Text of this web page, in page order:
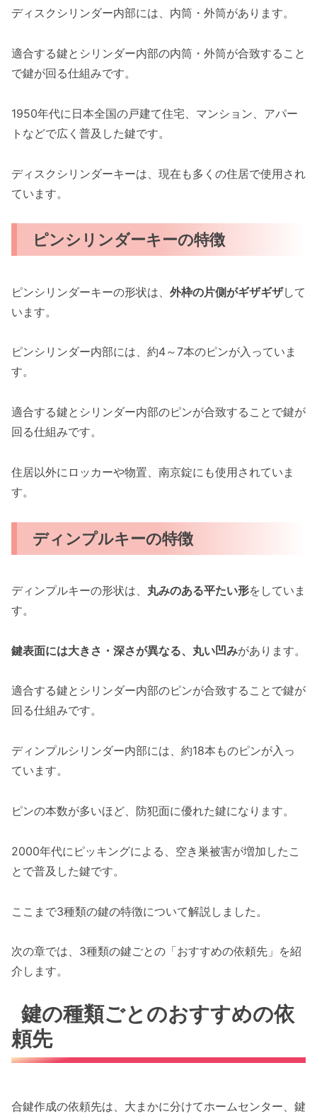
ディスクシリンダー内部には、内筒・外筒があります。
適合する鍵とシリンダー内部の内筒・外筒が合致すること
で鍵が回る仕組みです。
1950年代に日本全国の戸建て住宅、マンション、アパー
トなどで広く普及した鍵です。
ディスクシリンダーキーは、現在も多くの住居で使用され
ています。
ピンシリンダーキーの特徴
ピンシリンダーキーの形状は、 外枠の片側がギザギザして
います。
ピンシリンダー内部には、約4～7本のピンが入っていま
す。
適合する鍵とシリンダー内部のピンが合致することで鍵が
回る仕組みです。
住居以外にロッカーや物置、南京錠にも使用されていま
す。
ディンプルキーの特徴
ディンプルキーの形状は、 丸みのある平たい形をしていま
す。
鍵表面には大きさ・深さが異なる、丸い凹みがあります。
適合する鍵とシリンダー内部のピンが合致することで鍵が
回る仕組みです。
ディンプルシリンダー内部には、約18本ものピンが入っ
ています。
ピンの本数が多いほど、防犯面に優れた鍵になります。
2000年代にピッキングによる、空き巣被害が増加したこ
とで普及した鍵です。
ここまで3種類の鍵の特徴について解説しました。
次の章では、3種類の鍵ごとの「おすすめの依頼先」を紹
介します。
鍵の種類ごとのおすすめの依
頼先
合鍵作成の依頼先は、大まかに分けてホームセンター、鍵